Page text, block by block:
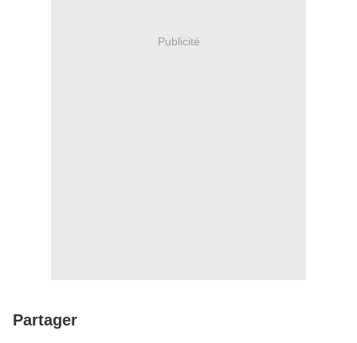
Publicité
Partager